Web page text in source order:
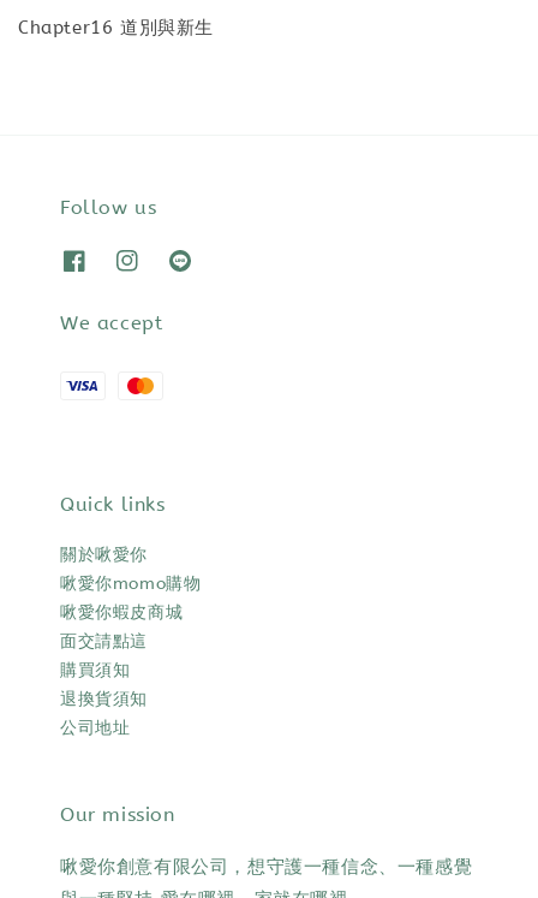
Chapter16 道別與新生
Follow us
We accept
Quick links
關於啾愛你
啾愛你momo購物
啾愛你蝦皮商城
面交請點這
購買須知
退換貨須知
公司地址
Our mission
啾愛你創意有限公司，想守護一種信念、一種感覺